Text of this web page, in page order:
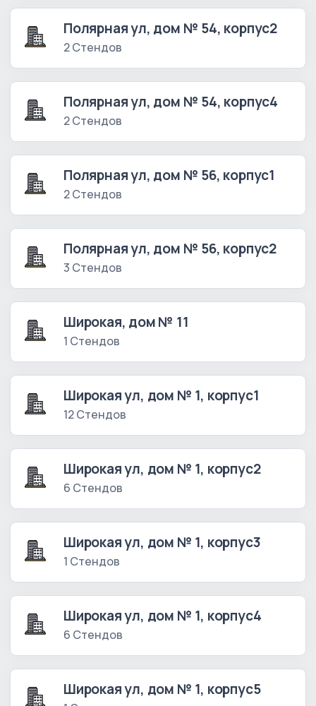
Полярная ул, дом № 54, корпус2
2 Стендов
Полярная ул, дом № 54, корпус4
2 Стендов
Полярная ул, дом № 56, корпус1
2 Стендов
Полярная ул, дом № 56, корпус2
3 Стендов
Широкая, дом № 11
1 Стендов
Широкая ул, дом № 1, корпус1
12 Стендов
Широкая ул, дом № 1, корпус2
6 Стендов
Широкая ул, дом № 1, корпус3
1 Стендов
Широкая ул, дом № 1, корпус4
6 Стендов
Широкая ул, дом № 1, корпус5